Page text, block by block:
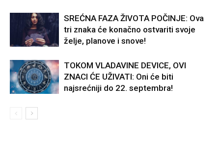
SREĆNA FAZA ŽIVOTA POČINJE: Ova
tri znaka će konačno ostvariti svoje
želje, planove i snove!
TOKOM VLADAVINE DEVICE, OVI
ZNACI ĆE UŽIVATI: Oni će biti
najsrećniji do 22. septembra!